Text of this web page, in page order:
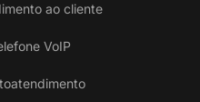
ao cliente
VoIP